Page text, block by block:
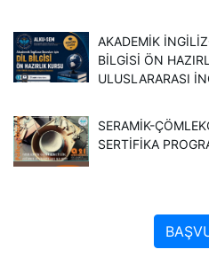
AKADEMİK
BİLGİSİ ÖN
ULUSLARARASI
SERAMIK-
SERTIFIKA